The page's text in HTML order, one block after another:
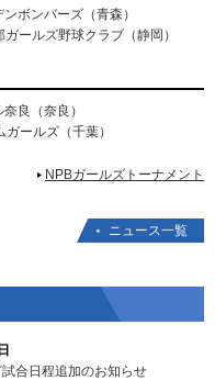
ボンバーズ（青森）
ールズ野球クラブ（静岡）
良（奈良）
ールズ（千葉）
NPBガールズトーナメント
ニュース一覧
合日程追加のお知らせ